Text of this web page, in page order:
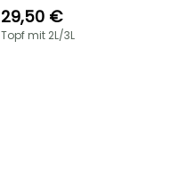
29,50 €
Topf mit 2L/3L